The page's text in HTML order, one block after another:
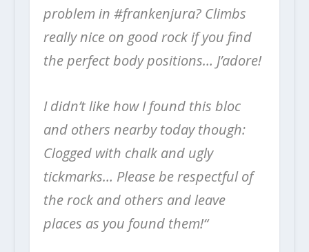
problem in #frankenjura? Climbs
really nice on good rock if you find
the perfect body positions… J’adore!
I didn’t like how I found this bloc
and others nearby today though:
Clogged with chalk and ugly
tickmarks… Please be respectful of
the rock and others and leave
places as you found them!“